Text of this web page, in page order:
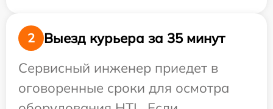
2
Выезд курьера за 35 минут
Сервисный инженер приедет в
оговоренные сроки для осмотра